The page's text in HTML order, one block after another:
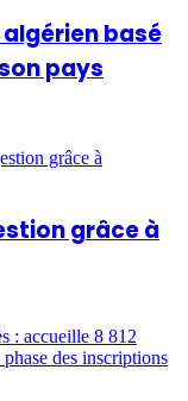
basé
pays
grâce à